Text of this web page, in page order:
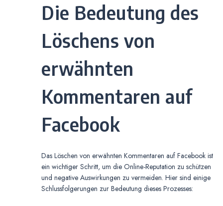
Die Bedeutung des
Löschens von
erwähnten
Kommentaren auf
Facebook
Das Löschen von erwähnten Kommentaren auf Facebook ist
ein wichtiger Schritt, um die Online-Reputation zu schützen
und negative Auswirkungen zu vermeiden. Hier sind einige
Schlussfolgerungen zur Bedeutung dieses Prozesses: